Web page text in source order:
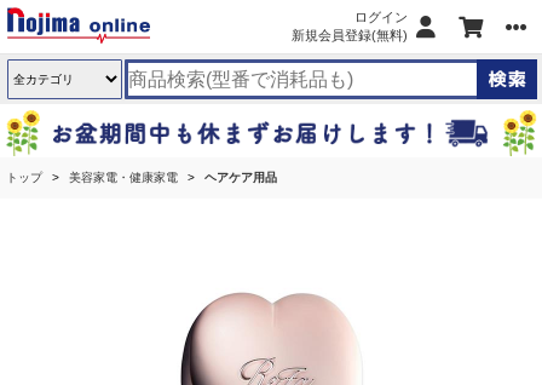
ログイン
新規会員登録(無料)
トップ 美容家電・健康家電 ヘアケア用品